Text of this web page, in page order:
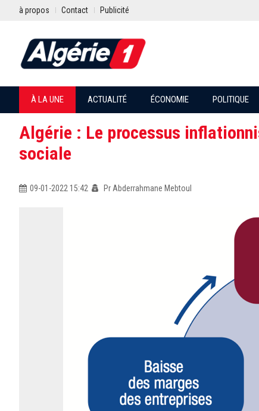
à propos Contact Publicité
À LA UNE ACTUALITÉ ÉCONOMIE POLITIQUE
Algérie : Le processus
sociale
09-01-2022 15:42 Pr Abderrahmane Mebtoul